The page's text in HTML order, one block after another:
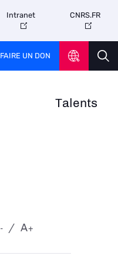
Talents
Intranet CNRS.FR
FAIRE UN DON
- +
A